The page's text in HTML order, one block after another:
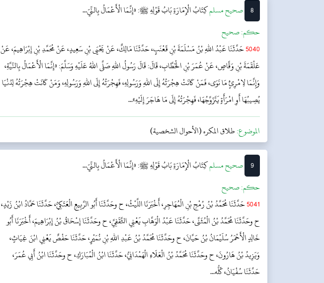
8 ‌صحيح مسلمكِتَابُ الْإِمَارَةِبَابُ قَوْلِهِ ﷺ: «إِنَّمَا الْأَعْمَالُ بِالنِّيّ...
حکم:صحیح
5040حَدَّثَنَا عَبْدُ اللهِ بْنُ مَسْلَمَةَ بْنِ قَعْنَبٍ، حَدَّثَنَا مَالِكٌ، عَنْ يَحْيَى بْنِ سَعِيدٍ، عَنْ مُحَمَّدِ بْنِ إِبْرَاهِيمَ، عَنْ
عَلْقَمَةَ بْنِ وَقَّاصٍ، عَنْ عُمَرَ بْنِ الْخَطَّابِ، قَالَ: قَالَ رَسُولُ اللهِ صَلَّى اللهُ عَلَيْهِ وَسَلَّمَ: «إِنَّمَا الْأَعْمَالُ بِالنِّيَّةِ،
وَإِنَّمَا لِامْرِئٍ مَا نَوَى، فَمَنْ كَانَتْ هِجْرَتُهُ إِلَى اللهِ وَرَسُولِهِ، فَهِجْرَتُهُ إِلَى اللهِ وَرَسُولِهِ، وَمَنْ كَانَتْ هِجْرَتُهُ لِدُنْيَا
يُصِيبُهَا أَوِ امْرَأَةٍ يَتَزَوَّجُهَا، فَهِجْرَتُهُ إِلَى مَا هَاجَرَ إِلَيْهِ»...
الموضوع:طلاق المكره (الأحوال الشخصية)
9 ‌صحيح مسلمكِتَابُ الْإِمَارَةِبَابُ قَوْلِهِ ﷺ: «إِنَّمَا الْأَعْمَالُ بِالنِّيّ...
حکم:صحیح
5041حَدَّثَنَا مُحَمَّدُ بْنُ رُمْحِ بْنِ الْمُهَاجِرِ، أَخْبَرَنَا اللَّيْثُ، ح وحَدَّثَنَا أَبُو الرَّبِيعِ الْعَتَكِيُّ، حَدَّثَنَا حَمَّادُ ابْنُ زَيْدٍ،
ح وحَدَّثَنَا مُحَمَّدُ بْنُ الْمُثَنَّى، حَدَّثَنَا عَبْدُ الْوَهَّابِ يَعْنِي الثَّقَفِيَّ، ح وحَدَّثَنَا إِسْحَاقُ بْنُ إِبْرَاهِيمَ، أَخْبَرَنَا أَبُو
خَالِدٍ الْأَحْمَرُ سُلَيْمَانُ بْنُ حَيَّانَ، ح وحَدَّثَنَا مُحَمَّدُ بْنُ عَبْدِ اللهِ بْنِ نُمَيْرٍ، حَدَّثَنَا حَفْصٌ يَعْنِي ابْنَ غِيَاثٍ،
وَيَزِيدُ بْنُ هَارُونَ، ح وحَدَّثَنَا مُحَمَّدُ بْنُ الْعَلَاءِ الْهَمْدَانِيُّ، حَدَّثَنَا ابْنُ الْمُبَارَكِ، ح وحَدَّثَنَا ابْنُ أَبِي عُمَرَ،
حَدَّثَنَا سُفْيَانُ، كُلُّه...